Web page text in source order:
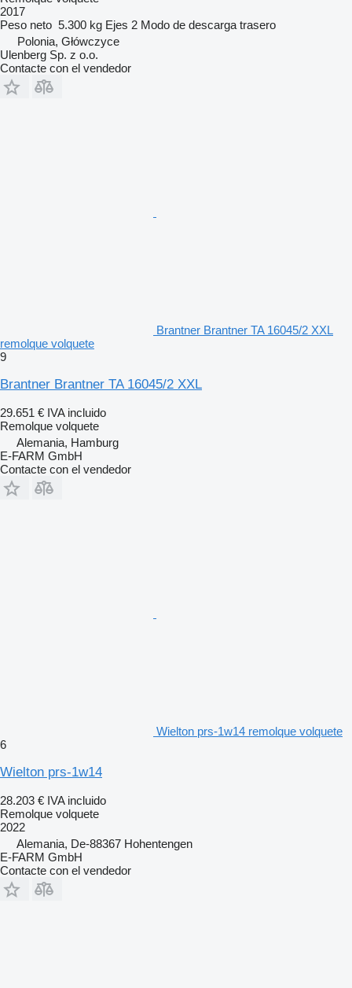
2017
Peso neto 5.300 kg Ejes 2 Modo de descarga trasero
Polonia, Główczyce
Ulenberg Sp. z o.o.
Contacte con el vendedor
Brantner Brantner TA 16045/2 XXL
remolque volquete
9
Brantner Brantner TA 16045/2 XXL
29.651 € IVA incluido
Remolque volquete
Alemania, Hamburg
E-FARM GmbH
Contacte con el vendedor
Wielton prs-1w14 remolque volquete
6
Wielton prs-1w14
28.203 € IVA incluido
Remolque volquete
2022
Alemania, De-88367 Hohentengen
E-FARM GmbH
Contacte con el vendedor